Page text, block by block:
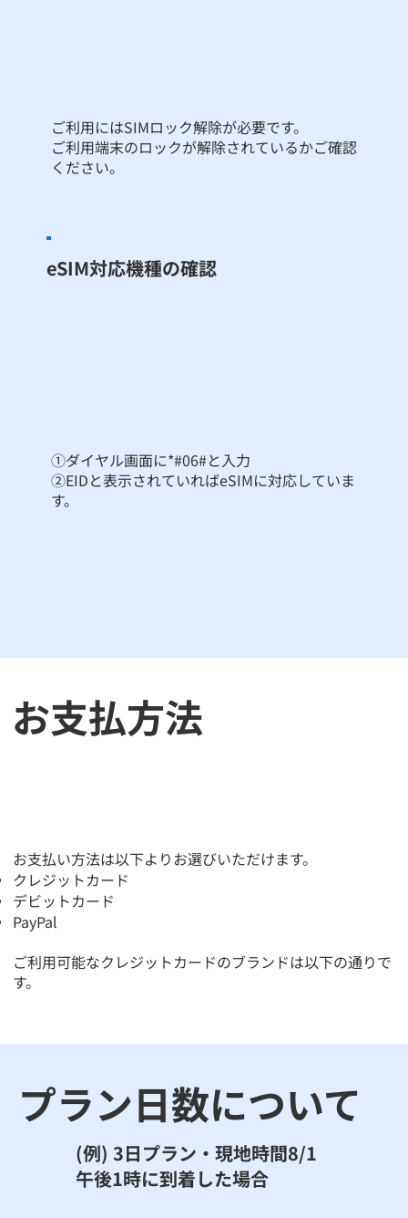
​お支払い方法は以下よりお選びいただけます。
クレジットカード
デビットカード
PayPal
ご利用可能なクレジットカードのブランドは以下の通りで
す。
​(例) 3日プラン・現地時間8/1
午後1時に到着した場合
​プラン日数について
ご利用にはSIMロック解除が必要です。
ご利用端末のロックが解除されているかご確認
ください。
eSIM対応機種の確認
①ダイヤル画面に*#06#と入力
②EIDと表示されていればeSIMに対応していま
す。
​お支払方法